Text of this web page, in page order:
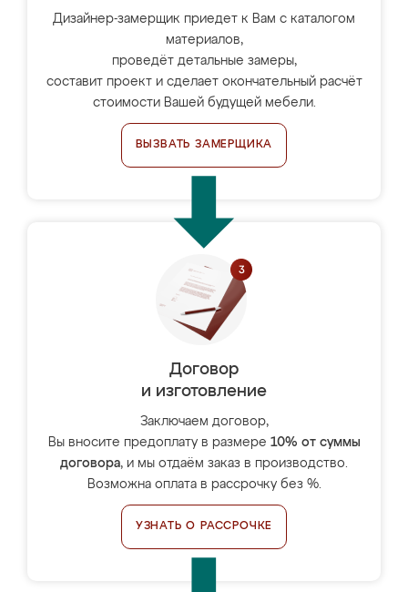
Дизайнер-замерщик приедет к Вам с каталогом
материалов,
проведёт детальные замеры,
составит проект и сделает окончательный расчёт
стоимости Вашей будущей мебели.
ВЫЗВАТЬ ЗАМЕРЩИКА
Договор
и изготовление
Заключаем договор,
Вы вносите предоплату в размере 10% от суммы
договора, и мы отдаём заказ в производство.
Возможна оплата в рассрочку без %.
УЗНАТЬ О РАССРОЧКЕ